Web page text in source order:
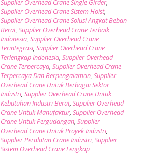
Supplier Overhead Crane Single Girder,
Supplier Overhead Crane Sistem Hoist,
Supplier Overhead Crane Solusi Angkat Beban
Berat, Supplier Overhead Crane Terbaik
Indonesia, Supplier Overhead Crane
Terintegrasi, Supplier Overhead Crane
Terlengkap Indonesia, Supplier Overhead
Crane Terpercaya, Supplier Overhead Crane
Terpercaya Dan Berpengalaman, Supplier
Overhead Crane Untuk Berbagai Sektor
Industri, Supplier Overhead Crane Untuk
Kebutuhan Industri Berat, Supplier Overhead
Crane Untuk Manufaktur, Supplier Overhead
Crane Untuk Pergudangan, Supplier
Overhead Crane Untuk Proyek Industri,
Supplier Peralatan Crane Industri, Supplier
Sistem Overhead Crane Lengkap